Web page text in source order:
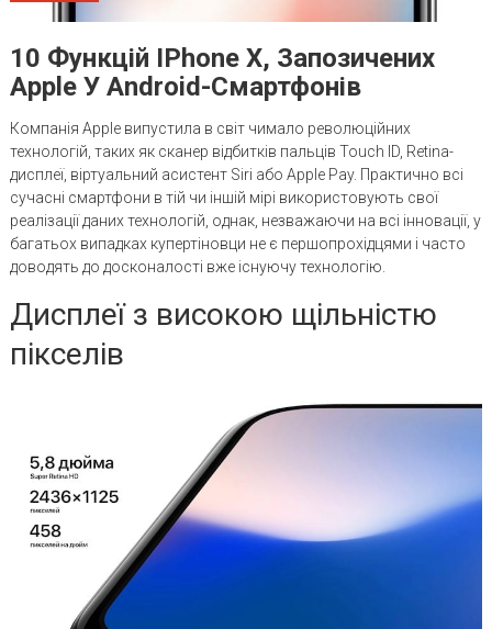
10 Функцій IPhone X, Запозичених
Apple У Android-Смартфонів
Компанія Apple випустила в світ чимало революційних
технологій, таких як сканер відбитків пальців Touch ID, Retina-
дисплеї, віртуальний асистент Siri або Apple Pay. Практично всі
сучасні смартфони в тій чи іншій мірі використовують свої
реалізації даних технологій, однак, незважаючи на всі інновації, у
багатьох випадках купертіновци не є першопрохідцями і часто
доводять до досконалості вже існуючу технологію.
Дисплеї з високою щільністю
пікселів